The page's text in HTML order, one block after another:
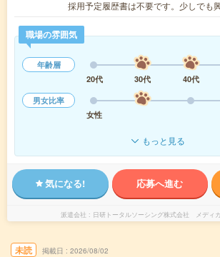
採用予定履歴書は不要です。少しでも
職場の雰囲気
年齢層
20代
30代 40代
男女比率
女性
もっと見る
気になる! 応募へ進む
派遣会社 日研トータルソーシング株式会社 メディ
未読 掲載日 2026/08/02